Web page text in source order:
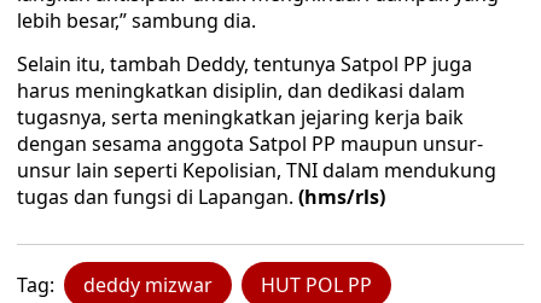
lebih besar,” sambung dia.
Selain itu, tambah Deddy, tentunya Satpol PP juga
harus meningkatkan disiplin, dan dedikasi dalam
tugasnya, serta meningkatkan jejaring kerja baik
dengan sesama anggota Satpol PP maupun unsur-
unsur lain seperti Kepolisian, TNI dalam mendukung
tugas dan fungsi di Lapangan. (hms/rls)
Tag: deddy mizwar HUT POL PP